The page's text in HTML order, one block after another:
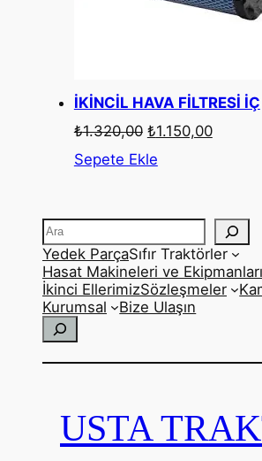
İKİNCİL HAVA FİLTRESİ İÇ
₺1.320,00 Orijinal
₺1.320,00.
₺1.150,00Şu
Sepete Ekle
Ara
Yedek ParçaSıfır Traktörler
Hasat Makineleri ve Ekipmanları
İkinci EllerimizSözleşmeler
Kurumsal
Bize Ulaşın
Ara
USTA